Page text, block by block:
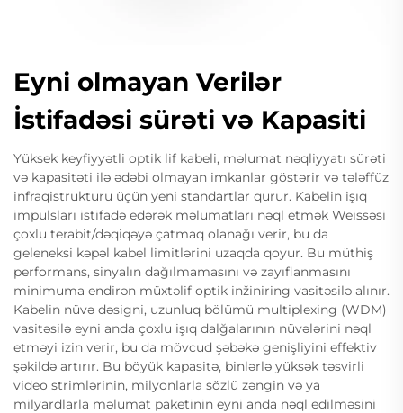
Eyni olmayan Verilər
İstifadəsi sürəti və Kapasiti
Yüksek keyfiyyətli optik lif kabeli, məlumat nəqliyyatı sürəti
və kapasitəti ilə ədəbi olmayan imkanlar göstərir və tələffüz
infraqistrukturu üçün yeni standartlar qurur. Kabelin işıq
impulsları istifadə edərək məlumatları nəql etmək Weissəsi
çoxlu terabit/dəqiqəyə çatmaq olanağı verir, bu da
geleneksi kəpəl kabel limitlərini uzaqda qoyur. Bu müthiş
performans, sinyalın dağılmamasını və zayıflanmasını
minimuma endirən müxtəlif optik inžiniring vasitəsilə alınır.
Kabelin nüvə dəsigni, uzunluq bölümü multiplexing (WDM)
vasitəsilə eyni anda çoxlu işıq dalğalarının nüvələrini nəql
etməyi izin verir, bu da mövcud şəbəkə genişliyini effektiv
şəkildə artırır. Bu böyük kapasitə, binlərlə yüksək təsvirli
video strimlərinin, milyonlarla sözlü zəngin və ya
milyardlarla məlumat paketinin eyni anda nəql edilməsini